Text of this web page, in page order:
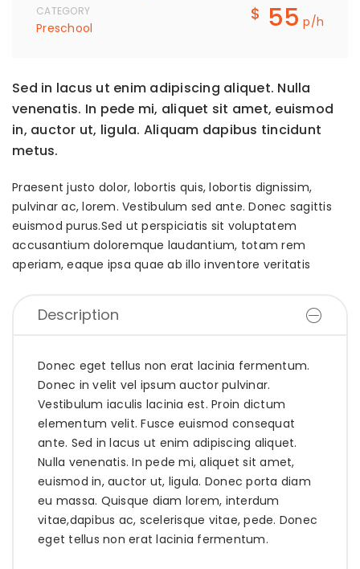
CATEGORY
Preschool
$ 55 p/h
Sed in lacus ut enim adipiscing aliquet. Nulla
venenatis. In pede mi, aliquet sit amet, euismod
in, auctor ut, ligula. Aliquam dapibus tincidunt
metus.
Praesent justo dolor, lobortis quis, lobortis dignissim,
pulvinar ac, lorem. Vestibulum sed ante. Donec sagittis
euismod purus.Sed ut perspiciatis sit voluptatem
accusantium doloremque laudantium, totam rem
aperiam, eaque ipsa quae ab illo inventore veritatis
Description
Donec eget tellus non erat lacinia fermentum.
Donec in velit vel ipsum auctor pulvinar.
Vestibulum iaculis lacinia est. Proin dictum
elementum velit. Fusce euismod consequat
ante. Sed in lacus ut enim adipiscing aliquet.
Nulla venenatis. In pede mi, aliquet sit amet,
euismod in, auctor ut, ligula. Donec porta diam
eu massa. Quisque diam lorem, interdum
vitae,dapibus ac, scelerisque vitae, pede. Donec
eget tellus non erat lacinia fermentum.